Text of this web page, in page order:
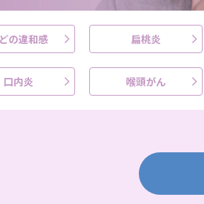
の違和感 扁桃炎
口内炎 喉頭がん